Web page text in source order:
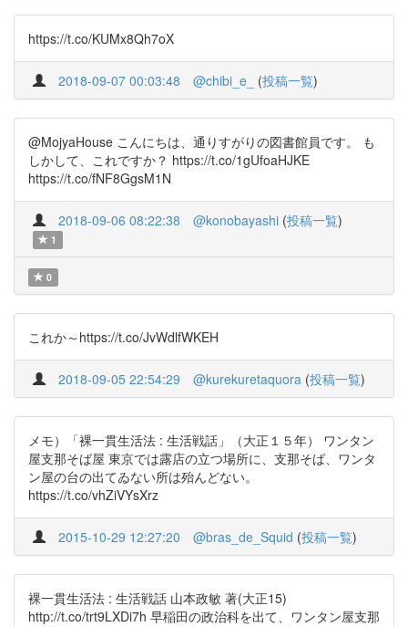
https://t.co/KUMx8Qh7oX
2018-09-07 00:03:48 @chibi_e_ (投稿一覧)
@MojyaHouse こんにちは、通りすがりの図書館員です。 も
しかして、これですか？ https://t.co/1gUfoaHJKE
https://t.co/fNF8GgsM1N
2018-09-06 08:22:38 @konobayashi (投稿一覧)
1
0
これか～https://t.co/JvWdlfWKEH
2018-09-05 22:54:29 @kurekuretaquora (投稿一覧)
メモ）「裸一貫生活法 : 生活戦話」（大正１５年） ワンタン
屋支那そば屋 東京では露店の立つ場所に、支那そば、ワンタ
ン屋の台の出てゐない所は殆んどない。
https://t.co/vhZiVYsXrz
2015-10-29 12:27:20 @bras_de_Squid (投稿一覧)
裸一貫生活法 : 生活戦話 山本政敏 著(大正15)
http://t.co/trt9LXDi7h 早稲田の政治科を出て、ワンタン屋支那